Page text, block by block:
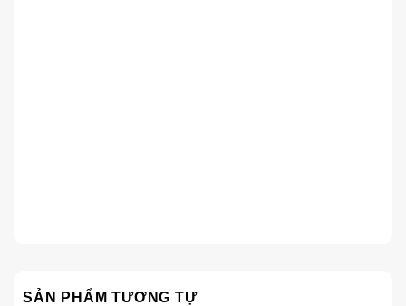
SẢN PHẨM TƯƠNG TỰ